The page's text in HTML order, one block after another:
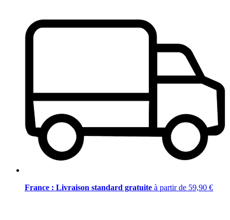
France : Livraison standard gratuite à partir de 59,90 €